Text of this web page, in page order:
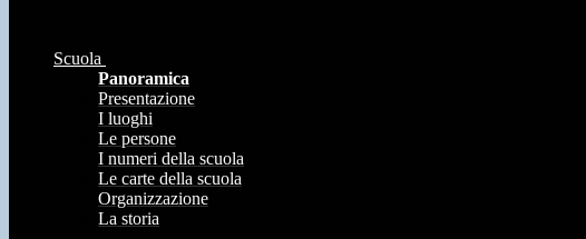
Scuola
Panoramica
Presentazione
I luoghi
Le persone
I numeri della scuola
Le carte della scuola
Organizzazione
La storia